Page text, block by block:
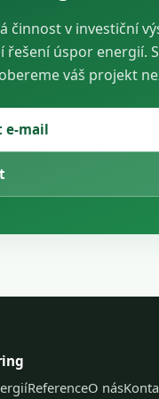
činnost v investiční
řešení úspor energií.
váš projekt
e-mail
ReferenceO nás